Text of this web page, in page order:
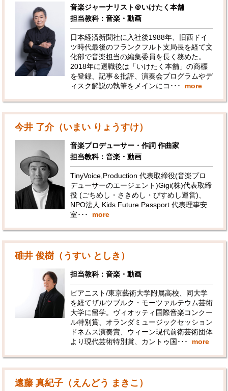
音楽ジャーナリスト＠いけたく本舗
担当教科：音楽・動画
日本経済新聞社に入社後1988年、旧西ドイ
ツ時代最後のフランクフルト支局長を経て文
化部で音楽担当の編集委員を長く務めた。
2018年に退職後は「いけたく本舗」の商標
を登録、記事＆批評、演奏会プログラムやデ
ィスク解説の執筆をメインにコ･･･
more
今井 了介（いまい りょうすけ）
音楽プロデューサー・作詞 作曲家
担当教科：音楽・動画
TinyVoice,Production 代表取締役(音楽プロ
デューサーのエージェント)Gigi(株)代表取締
役 (ごちめし・さきめし・びすめし運営)、
NPO法人 Kids Future Passport 代表理事安
室･･･
more
碓井 俊樹（うすい としき）
担当教科：音楽・動画
ピアニスト/東京藝術大学附属高校、同大学
を経てザルツブルク・モーツァルテウム芸術
大学に留学。ヴィオッティ国際音楽コンクー
ル特別賞、オランダミュージックセッション
ドネムス演奏賞、ウィーン現代前衛芸術団体
より現代芸術特別賞、カントゥ国･･･
more
遠藤 真紀子（えんどう まきこ）